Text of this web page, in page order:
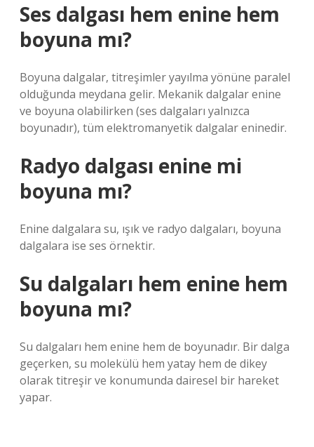
Ses dalgası hem enine hem
boyuna mı?
Boyuna dalgalar, titreşimler yayılma yönüne paralel
olduğunda meydana gelir. Mekanik dalgalar enine
ve boyuna olabilirken (ses dalgaları yalnızca
boyunadır), tüm elektromanyetik dalgalar eninedir.
Radyo dalgası enine mi
boyuna mı?
Enine dalgalara su, ışık ve radyo dalgaları, boyuna
dalgalara ise ses örnektir.
Su dalgaları hem enine hem
boyuna mı?
Su dalgaları hem enine hem de boyunadır. Bir dalga
geçerken, su molekülü hem yatay hem de dikey
olarak titreşir ve konumunda dairesel bir hareket
yapar.